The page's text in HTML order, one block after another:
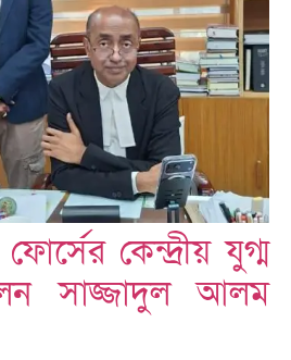
কেন্দ্রীয় যুগ্ম
সাজ্জাদুল আলম